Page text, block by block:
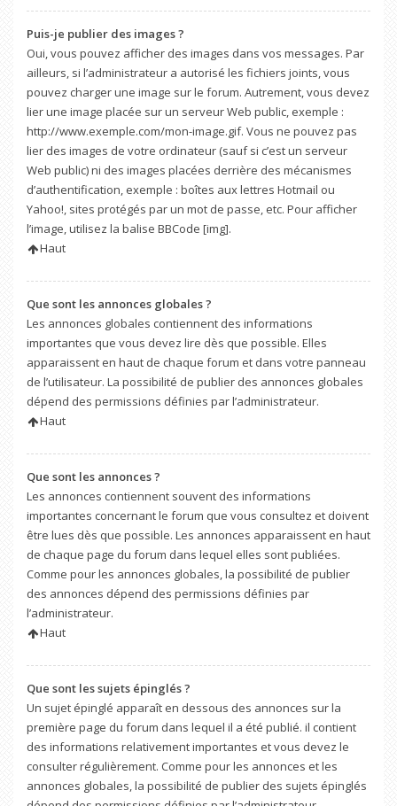
Puis-je publier des images ?
Oui, vous pouvez afficher des images dans vos messages. Par
ailleurs, si l’administrateur a autorisé les fichiers joints, vous
pouvez charger une image sur le forum. Autrement, vous devez
lier une image placée sur un serveur Web public, exemple :
http://www.exemple.com/mon-image.gif. Vous ne pouvez pas
lier des images de votre ordinateur (sauf si c’est un serveur
Web public) ni des images placées derrière des mécanismes
d’authentification, exemple : boîtes aux lettres Hotmail ou
Yahoo!, sites protégés par un mot de passe, etc. Pour afficher
l’image, utilisez la balise BBCode [img].
Haut
Que sont les annonces globales ?
Les annonces globales contiennent des informations
importantes que vous devez lire dès que possible. Elles
apparaissent en haut de chaque forum et dans votre panneau
de l’utilisateur. La possibilité de publier des annonces globales
dépend des permissions définies par l’administrateur.
Haut
Que sont les annonces ?
Les annonces contiennent souvent des informations
importantes concernant le forum que vous consultez et doivent
être lues dès que possible. Les annonces apparaissent en haut
de chaque page du forum dans lequel elles sont publiées.
Comme pour les annonces globales, la possibilité de publier
des annonces dépend des permissions définies par
l’administrateur.
Haut
Que sont les sujets épinglés ?
Un sujet épinglé apparaît en dessous des annonces sur la
première page du forum dans lequel il a été publié. il contient
des informations relativement importantes et vous devez le
consulter régulièrement. Comme pour les annonces et les
annonces globales, la possibilité de publier des sujets épinglés